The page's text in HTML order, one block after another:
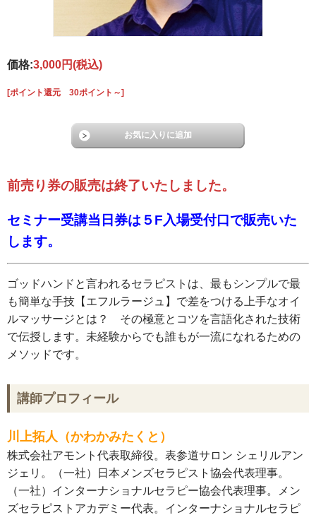
価格:3,000円(税込)
[ポイント還元 30ポイント～]
前売り券の販売は終了いたしました。
セミナー受講当日券は５F入場受付口で販売いた
します。
ゴッドハンドと言われるセラピストは、最もシンプルで最
も簡単な手技【エフルラージュ】で差をつける上手なオイ
ルマッサージとは？ その極意とコツを言語化された技術
で伝授します。未経験からでも誰もが一流になれるための
メソッドです。
講師プロフィール
川上拓人（かわかみたくと）
株式会社アモント代表取締役。表参道サロン シェリルアン
ジェリ。（一社）日本メンズセラピスト協会代表理事。
（一社）インターナショナルセラピー協会代表理事。メン
ズセラピストアカデミー代表。インターナショナルセラピ